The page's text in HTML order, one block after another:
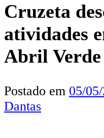
Cruzeta
atividades
Abril Verde
Postado em 05/
Dantas